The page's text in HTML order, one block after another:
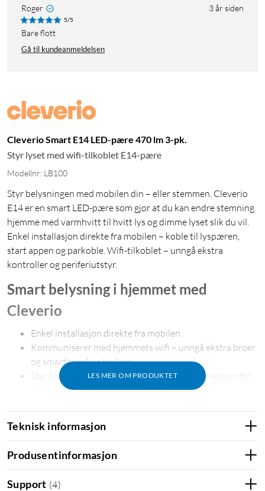
Roger 3 år siden
5/5
Bare flott
Gå til kundeanmeldelsen
Cleverio Smart E14 LED-pære 470 lm 3-pk.
Styr lyset med wifi-tilkoblet E14-pære
Modellnr: LB100
Styr belysningen med mobilen din – eller stemmen. Cleverio
E14 er en smart LED-pære som gjør at du kan endre stemning
hjemme med varmhvitt til hvitt lys og dimme lyset slik du vil.
Enkel installasjon direkte fra mobilen – koble til lyspæren,
start appen og parkoble. Wifi-tilkoblet – unngå ekstra
kontroller og periferiutstyr.
LES MER OM PRODUKTET
Smart belysning i hjemmet med
Cleverio
Enkel installasjon direkte fra mobilen.
Kommuniserer med hjemmets wifi – unngå ekstra broer
og smarthjemkontrollere.
Styr lyset direkte fra mobilen medSmart Life-appen for
eller:Smart Life-appen for Android.
Talestyring og automatisering med Google Assistant og
Kan også styres utenfor hjemmet og har støtte for
Teknisk informasjon
Produsentinformasjon
Support (4)